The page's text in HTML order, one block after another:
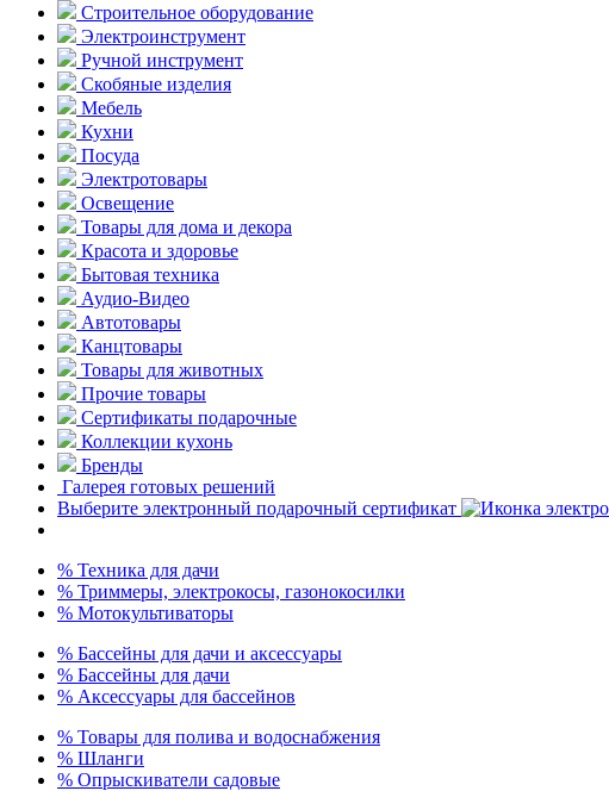
Строительное оборудование
Электроинструмент
Ручной инструмент
Скобяные изделия
Мебель
Кухни
Посуда
Электротовары
Освещение
Товары для дома и декора
Красота и здоровье
Бытовая техника
Аудио-Видео
Автотовары
Канцтовары
Товары для животных
Прочие товары
Сертификаты подарочные
Коллекции кухонь
Бренды
Галерея готовых решений
Выберите электронный подарочный сертификат
% Техника для дачи
% Триммеры, электрокосы, газонокосилки
% Мотокультиваторы
% Бассейны для дачи и аксессуары
% Бассейны для дачи
% Аксессуары для бассейнов
% Товары для полива и водоснабжения
% Шланги
% Опрыскиватели садовые